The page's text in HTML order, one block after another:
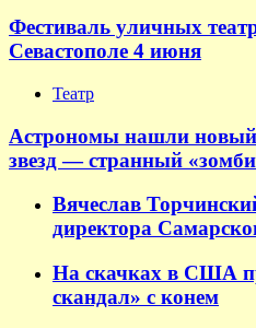
Фестиваль уличных
Севастополе 4 июня
Театр
Астрономы нашли новый
звезд — странный
Вячеслав
директора
На скачках в США
скандал» с конем